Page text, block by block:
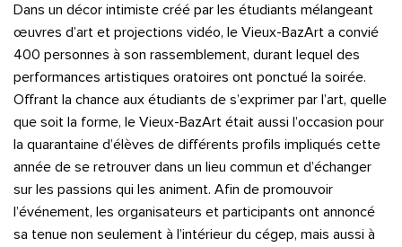
Dans un décor intimiste créé par les étudiants mélangeant
œuvres d’art et projections vidéo, le Vieux-BazArt a convié
400 personnes à son rassemblement, durant lequel des
performances artistiques oratoires ont ponctué la soirée.
Offrant la chance aux étudiants de s’exprimer par l’art, quelle
que soit la forme, le Vieux-BazArt était aussi l’occasion pour
la quarantaine d’élèves de différents profils impliqués cette
année de se retrouver dans un lieu commun et d’échanger
sur les passions qui les animent. Afin de promouvoir
l’événement, les organisateurs et participants ont annoncé
sa tenue non seulement à l’intérieur du cégep, mais aussi à